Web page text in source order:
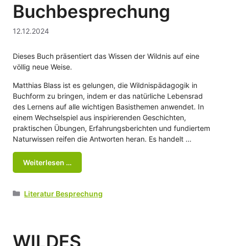
Buchbesprechung
12.12.2024
Dieses Buch präsentiert das Wissen der Wildnis auf eine
völlig neue Weise.
Matthias Blass ist es gelungen, die Wildnispädagogik in
Buchform zu bringen, indem er das natürliche Lebensrad
des Lernens auf alle wichtigen Basisthemen anwendet. In
einem Wechselspiel aus inspirierenden Geschichten,
praktischen Übungen, Erfahrungsberichten und fundiertem
Naturwissen reifen die Antworten heran. Es handelt …
Weiterlesen …
Kategorien
Literatur Besprechung
WILDES